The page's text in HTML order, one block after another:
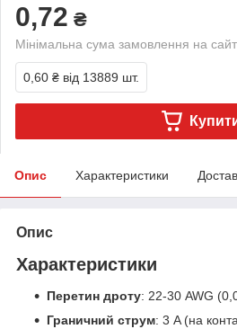
0,72 ₴
Мінімальна сума замовлення на
0,60 ₴ від 13889 шт.
Опис Характеристики
Опис
Характеристики
Перетин дроту: 22-30 AWG
Граничний струм: 3 A (на